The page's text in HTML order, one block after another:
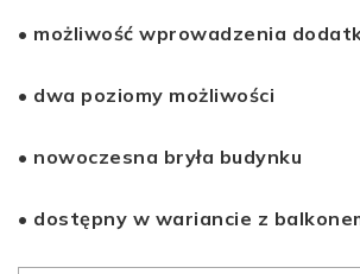
• możliwość wprowadzenia
• dwa poziomy możliwości
• nowoczesna bryła budynku
• dostępny w wariancie z